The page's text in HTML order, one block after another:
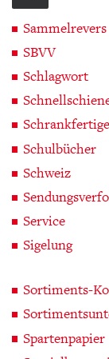
Sammelrevers
SBVV
Schlagwort
Schulbücher
Schweiz
Service
Sigelung
Sortiments-
Spartenpapier